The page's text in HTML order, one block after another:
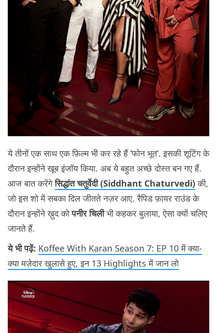
ये तीनों एक साथ एक फ़िल्म भी कर रहे हैं ‘फोन भूत’. इसकी शूटिंग के
दौरान इन्होंने खूब इंजॉय किया. अब ये बहुत अच्छे दोस्त बन गए हैं.
आज बात करेंगेसिद्धांत चतुर्वेदी (Siddhant Chaturvedi)की,
जो इस शो में सबका दिल जीतते नज़र आए. रैपिड फ़ायर राउंड के
दौरान इन्होंने ख़ुद कोपनीर चिलीभी कहकर बुलाया, ऐसा क्यों चलिए
जानते हैं.
ये भी पढ़ें: Koffee With Karan Season 7: EP 10 में क्या-
क्या मज़ेदार खुलासे हुए, इन 13 Highlights में जान लो